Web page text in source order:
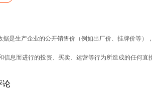
据是生产企业的公开销售价（例如出厂价、挂牌价等）
信息而进行的投资、买卖、运营等行为所造成的任何直
论